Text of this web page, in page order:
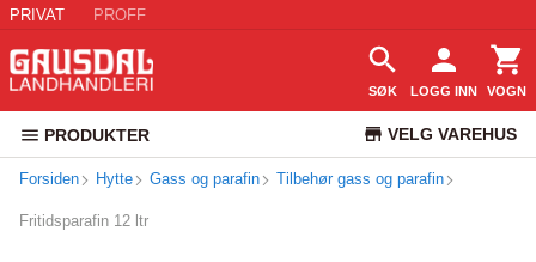
PRIVAT PROFF
SØK LOGG INN VOGN
PRODUKTER VELG VAREHUS
KUNDESERVICE
Forsiden Hytte Gass og parafin Tilbehør gass og parafin
Fritidsparafin 12 ltr